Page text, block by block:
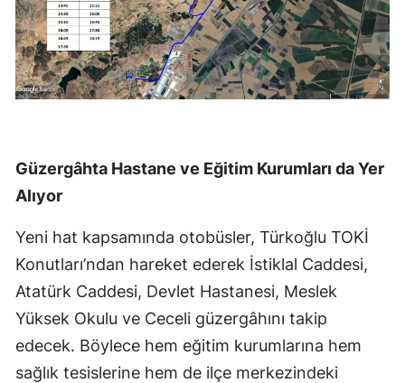
Güzergâhta Hastane ve Eğitim Kurumları da Yer
Alıyor
Yeni hat kapsamında otobüsler, Türkoğlu TOKİ
Konutları’ndan hareket ederek İstiklal Caddesi,
Atatürk Caddesi, Devlet Hastanesi, Meslek
Yüksek Okulu ve Ceceli güzergâhını takip
edecek. Böylece hem eğitim kurumlarına hem
sağlık tesislerine hem de ilçe merkezindeki